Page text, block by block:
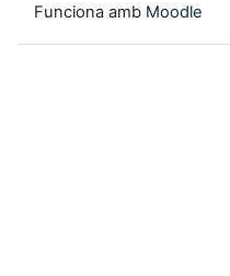
Funciona amb Moodle